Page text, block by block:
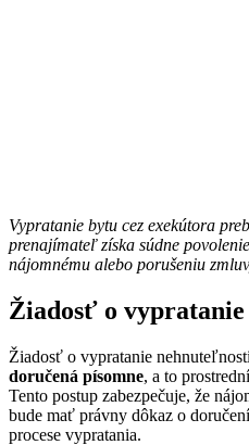
Vypratanie bytu cez exekútora
prenajímateľ získa súdne
nájomnému alebo porušeniu
Žiadosť o
Žiadosť o vypratanie
doručená písomne, a to
Tento postup zabezpečuje, že
bude mať právny dôkaz o
procese vypratania.